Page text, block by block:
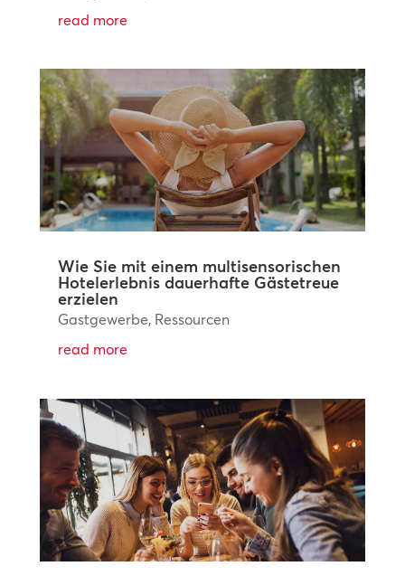
read more
Wie Sie mit einem multisensorischen
Hotelerlebnis dauerhafte Gästetreue
erzielen
Gastgewerbe, Ressourcen
read more